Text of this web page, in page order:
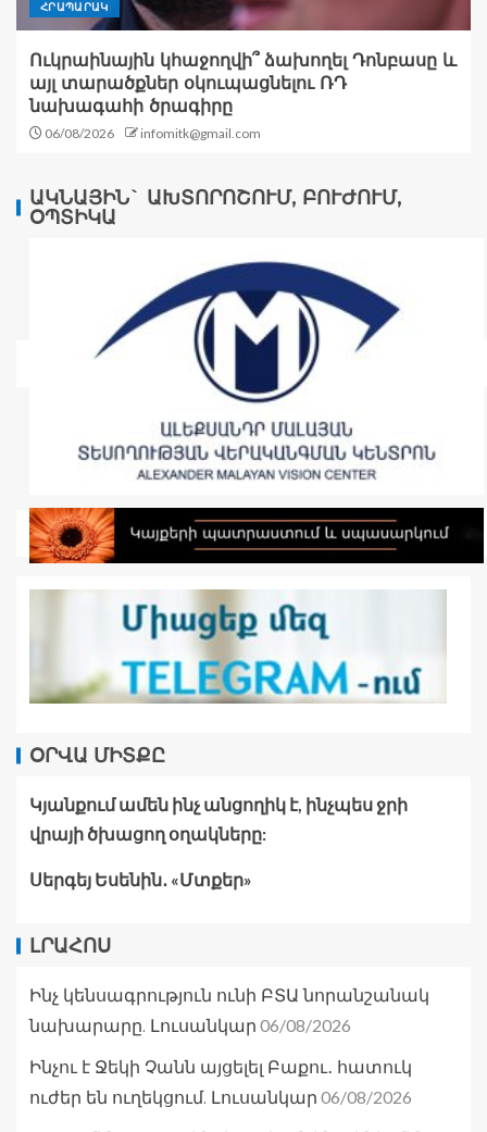
ՀՐԱՊԱՐԱԿ
Ուկրաինային կհաջողվի՞ ձախողել Դոնբասը և
այլ տարածքներ օկուպացնելու ՌԴ
նախագահի ծրագիրը
06/08/2026 infomitk@gmail.com
ԱԿՆԱՅԻՆ` ԱԽՏՈՐՈՇՈՒՄ, ԲՈՒԺՈՒՄ,
ՕՊՏԻԿԱ
ՕՐՎԱ ՄԻՏՔԸ
Կյանքում ամեն ինչ անցողիկ է, ինչպես ջրի
վրայի ծխացող օղակները:
Սերգեյ Եսենին․ «Մտքեր»
ԼՐԱՀՈՍ
Ինչ կենսագրություն ունի ԲՏԱ նորանշանակ
նախարարը. Լուսանկար 06/08/2026
Ինչու է Ջեկի Չանն այցելել Բաքու․ հատուկ
ուժեր են ուղեկցում. Լուսանկար 06/08/2026